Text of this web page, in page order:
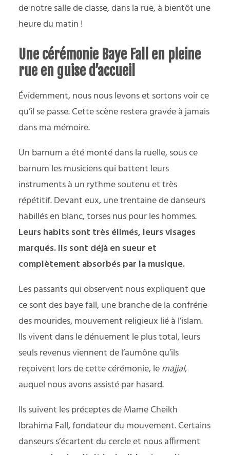
de notre salle de classe, dans la rue, à bientôt une
heure du matin !
Une cérémonie Baye Fall en pleine
rue en guise d’accueil
Évidemment, nous nous levons et sortons voir ce
qu’il se passe. Cette scène restera gravée à jamais
dans ma mémoire.
Un barnum a été monté dans la ruelle, sous ce
barnum les musiciens qui battent leurs
instruments à un rythme soutenu et très
répétitif. Devant eux, une trentaine de danseurs
habillés en blanc, torses nus pour les hommes.
Leurs habits sont très élimés, leurs visages
marqués. Ils sont déjà en sueur et
complètement absorbés par la musique.
Les passants qui observent nous expliquent que
ce sont des baye fall, une branche de la confrérie
des mourides, mouvement religieux lié à l’islam.
Ils vivent dans le dénuement le plus total, leurs
seuls revenus viennent de l’aumône qu’ils
reçoivent lors de cette cérémonie, lemajjal,
auquel nous avons assisté par hasard.
Ils suivent les préceptes de Mame Cheikh
Ibrahima Fall, fondateur du mouvement. Certains
danseurs s’écartent du cercle et nous affirment